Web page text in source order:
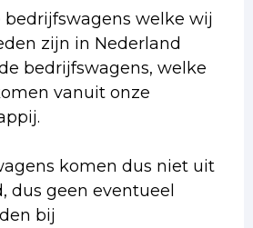
bedrijfswagens welke wij
zijn in Nederland
bedrijfswagens, welke
vanuit onze
komen dus niet uit
dus geen eventueel
bij